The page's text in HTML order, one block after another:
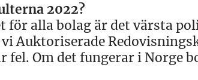
2022?
alla bolag är det värsta
Auktoriserade
fel. Om det fungerar i Norge